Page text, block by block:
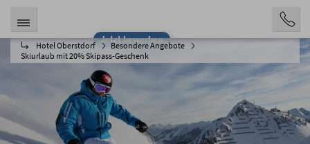
Jetzt bewerben
Hotel Oberstdorf
Besondere Angebote
Skiurlaub mit 20% Skipass-Geschenk